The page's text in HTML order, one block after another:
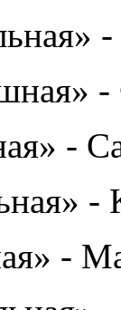
-
-
-